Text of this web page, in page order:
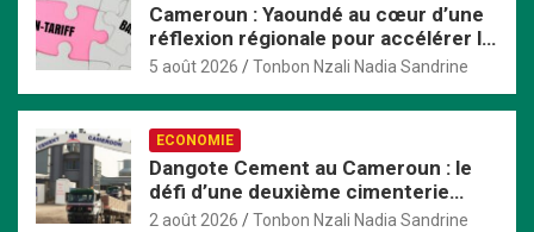
Cameroun : Yaoundé au cœur d’une
réflexion régionale pour accélérer la
mise en œuvre de la ZLECAf en
5 août 2026 Tonbon Nzali Nadia Sandrine
ECONOMIE
Dangote Cement au Cameroun : le
défi d’une deuxième cimenterie
dans un marché en perte de vitesse
2 août 2026 Tonbon Nzali Nadia Sandrine